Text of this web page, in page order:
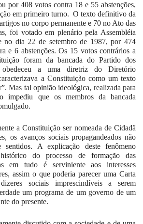
por 408 votos contra 18 e 55 abstenções,
em primeiro turno. O texto definitivo da
no corpo permanente e 70 no Ato das
foi votado em plenário pela Assembléia
no dia 22 de setembro de 1987, por 474
e 6 abstenções. Os 15 votos contrários a
foram da bancada do Partido dos
obedeceu a uma diretriz do Diretório
a Constituição como um texto
Mas tal opinião ideológica, realizada para
impediu que os membros da bancada
a Constituição ser nomeada de Cidadã
os avanços sociais propagandeados não
sentidos. A explicação deste fenômeno
do processo de formação das
em tudo é serviniente aos interesses
assim o que poderia parecer uma Carta
sociais imprescindíveis a serem
um programa de um governo de um
do presente.